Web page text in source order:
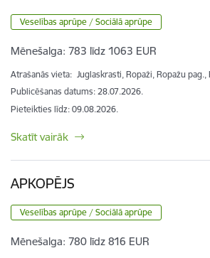
Veselības aprūpe / Sociālā aprūpe
Mēnešalga: 783 līdz 1063 EUR
Atrašanās vieta: Juglaskrasti, Ropaži, Ropažu pag.,
Publicēšanas datums: 28.07.2026.
Pieteikties līdz: 09.08.2026.
Skatīt vairāk
APKOPĒJS
Veselības aprūpe / Sociālā aprūpe
Mēnešalga: 780 līdz 816 EUR